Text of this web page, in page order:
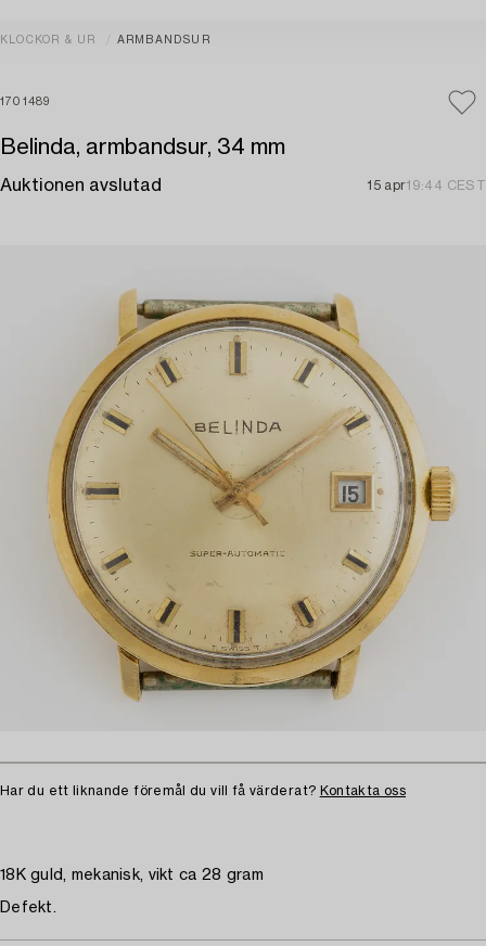
KLOCKOR & UR ARMBANDSUR
1701489
Belinda, armbandsur, 34 mm
Auktionen avslutad 15 apr19:44 CEST
Har du ett liknande föremål du vill få värderat? Kontakta oss
18K guld, mekanisk, vikt ca 28 gram
Defekt.